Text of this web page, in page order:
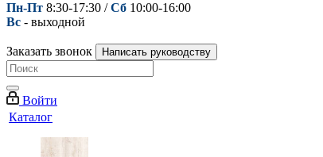
Пн-Пт 8:30-17:30 /Сб 10:00-16:00
Вс - выходной
Заказать звонок Написать руководству
Войти
Каталог